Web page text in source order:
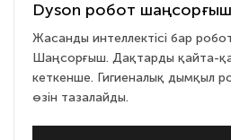
Dyson робот
Жасанды интеллектісі бар
Шаңсорғыш. Дақтарды қайта-
кеткенше. Гигиеналық дымқыл
өзін тазалайды.